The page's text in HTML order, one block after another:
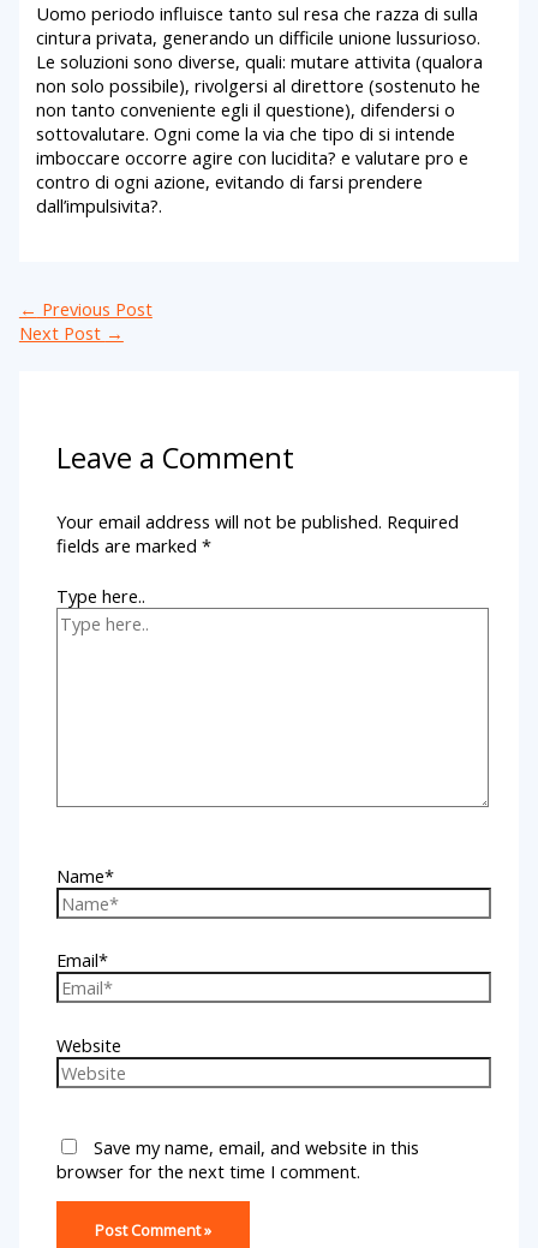
Uomo periodo influisce tanto sul resa che razza di sulla
cintura privata, generando un difficile unione lussurioso.
Le soluzioni sono diverse, quali: mutare attivita (qualora
non solo possibile), rivolgersi al direttore (sostenuto he
non tanto conveniente egli il questione), difendersi o
sottovalutare. Ogni come la via che tipo di si intende
imboccare occorre agire con lucidita? e valutare pro e
contro di ogni azione, evitando di farsi prendere
dall’impulsivita?.
← Previous Post
Next Post →
Leave a Comment
Your email address will not be published. Required
fields are marked*
Type here..
Name*
Email*
Website
Save my name, email, and website in this
browser for the next time I comment.